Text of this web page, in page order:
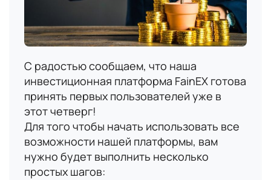
С радостью сообщаем, что наша
инвестиционная платформа FainEX готова
принять первых пользователей уже в
этот четверг!
Для того чтобы начать использовать все
возможности нашей платформы, вам
нужно будет выполнить несколько
простых шагов: